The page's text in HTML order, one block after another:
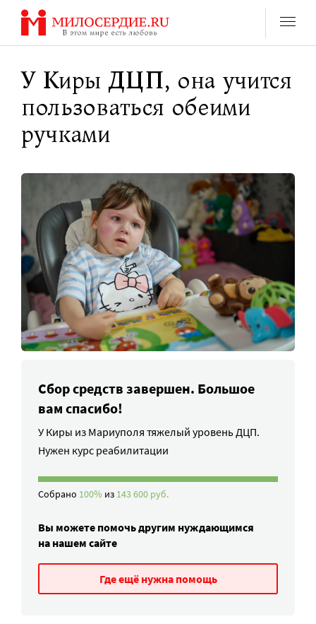
Перейти
содержанию
У Киры ДЦП, она учится
пользоваться обеими
ручками
Сбор средств завершен. Большое
вам спасибо!
У Киры из Мариуполя тяжелый уровень ДЦП.
Нужен курс реабилитации
Собрано 100% из 143 600 руб.
Вы можете помочь другим нуждающимся
на нашем сайте
Где ещё нужна помощь